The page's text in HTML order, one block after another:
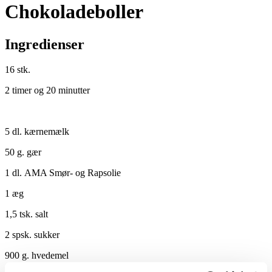
Chokoladeboller
Ingredienser
16 stk.
2 timer og 20 minutter
5 dl. kærnemælk
50 g. gær
1 dl. AMA Smør- og Rapsolie
1 æg
1,5 tsk. salt
2 spsk. sukker
900 g. hvedemel